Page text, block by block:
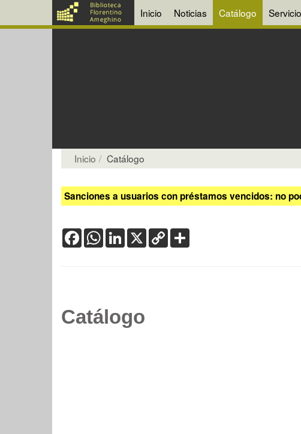
Inicio Noticias Catálogo
Inicio Catálogo
Sanciones a usuarios con préstamos vencidos: no
FacebookWhatsApp
LinkedIn
X Copy
Link
Catálogo